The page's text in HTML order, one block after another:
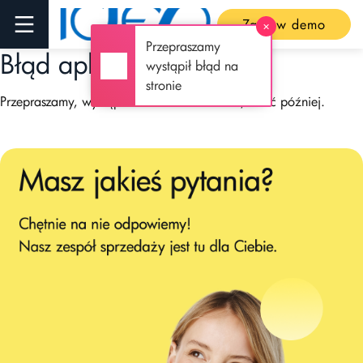
Zamów demo
Błąd aplikacji
Przepraszamy, wystąpiła usterka techniczna, wróć później.
Przepraszamy
wystąpił błąd na
stronie
✕